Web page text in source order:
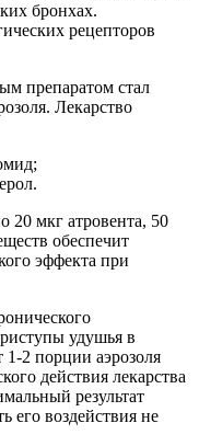
бронхах.
рецепторов
препаратом стал
Лекарство
20 мкг атровента, 50
обеспечит
эффекта при
удушья в
1-2 порции аэрозоля
действия лекарства
результат
его воздействия не